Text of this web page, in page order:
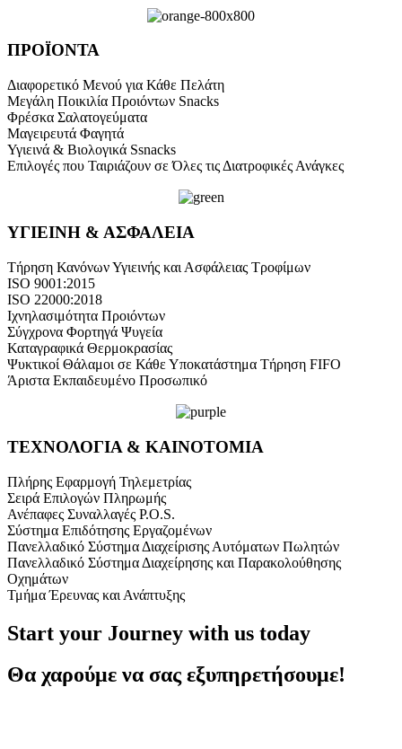
ΠΡΟΪΟΝΤΑ
Διαφορετικό Μενού για Κάθε Πελάτη
Μεγάλη Ποικιλία Προιόντων Snacks
Φρέσκα Σαλατογεύματα
Μαγειρευτά Φαγητά
Υγιεινά & Βιολογικά Ssnacks
Επιλογές που Ταιριάζουν σε Όλες τις Διατροφικές Ανάγκες
ΥΓΙΕΙΝΗ & ΑΣΦΑΛΕΙΑ
Τήρηση Κανόνων Υγιεινής και Ασφάλειας Τροφίμων
ISO 9001:2015
ISO 22000:2018
Ιχνηλασιμότητα Προιόντων
Σύγχρονα Φορτηγά Ψυγεία
Καταγραφικά Θερμοκρασίας
Ψυκτικοί Θάλαμοι σε Κάθε Υποκατάστημα Τήρηση FIFO
Άριστα Εκπαιδευμένο Προσωπικό
ΤΕΧΝΟΛΟΓΙΑ & ΚΑΙΝΟΤΟΜΙΑ
Πλήρης Εφαρμογή Τηλεμετρίας
Σειρά Επιλογών Πληρωμής
Ανέπαφες Συναλλαγές P.O.S.
Σύστημα Επιδότησης Εργαζομένων
Πανελλαδικό Σύστημα Διαχείρισης Αυτόματων Πωλητών
Πανελλαδικό Σύστημα Διαχείρησης και Παρακολούθησης
Οχημάτων
Τμήμα Έρευνας και Ανάπτυξης
Start your Journey with us today
Θα χαρούμε να σας εξυπηρετήσουμε!